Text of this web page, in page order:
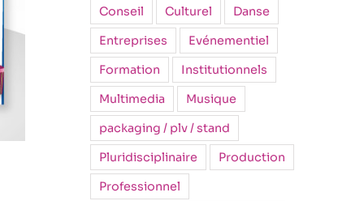
Conseil
Culturel
Danse
Entreprises
Evénementiel
Formation
Institutionnels
Multimedia
Musique
packaging / plv / stand
Pluridisciplinaire
Production
Professionnel